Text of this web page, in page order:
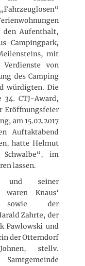
den Aufenthalt,
Campingpark,
mit
von
des Camping
würdigten. Die
CTJ-Award,
Eröffnungsfeier
am 15.02.2017
Auftaktabend
hatte Helmut
im
lassen.
und seiner
Knaus‘
sowie der
Zahrte, der
Pawlowski und
der Otterndorf
stellv.